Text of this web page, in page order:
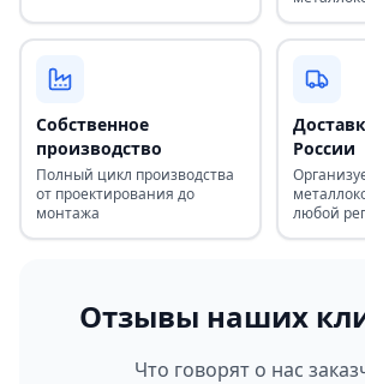
Собственное
производство
Полный цикл производства
от проектирования до
монтажа
России
любой
Отзывы наших
Что говорят о нас